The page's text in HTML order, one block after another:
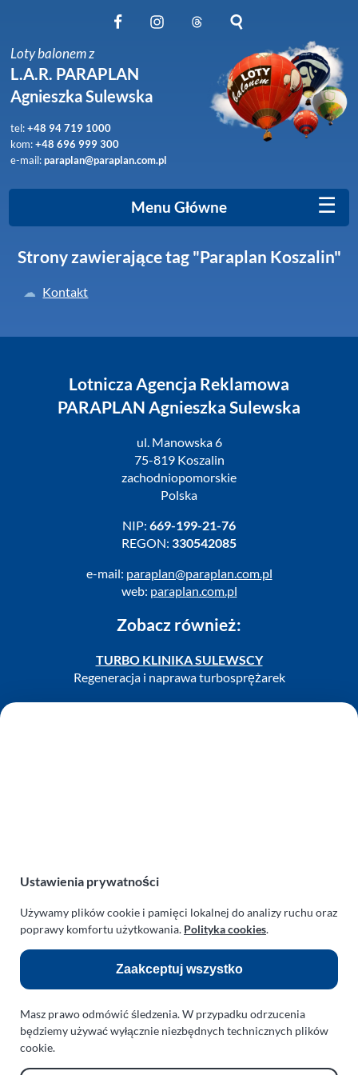
Obserwuj nas na Instagram
Obserwuj nas na Threads
Szukaj na stronie
Loty balonem z
L.A.R. PARAPLAN
Agnieszka Sulewska
tel:+48 94 719 1000
kom:+48 696 999 300
e-mail:paraplan@paraplan.com.pl
Menu Główne ☰
Strony zawierające tag "Paraplan Koszalin"
Kontakt
Lotnicza Agencja Reklamowa
PARAPLAN Agnieszka Sulewska
ul. Manowska 6
75-819 Koszalin
zachodniopomorskie
Polska
NIP: 669-199-21-76
REGON: 330542085
e-mail: paraplan@paraplan.com.pl
web: paraplan.com.pl
Zobacz również:
TURBO KLINIKA SULEWSCY
Regeneracja i naprawa turbosprężarek
AUTO SERWIS SULEWSCY
Odnośniki:
Flight Operations Consulting
Bolling Modellballone
Motopark Koszalin
Rodzina Wolarków
Ustawienia prywatności
Używamy plików cookie i pamięci lokalnej do analizy ruchu oraz
poprawy komfortu użytkowania. Polityka cookies.
Zaakceptuj wszystko
Masz prawo odmówić śledzenia. W przypadku odrzucenia
będziemy używać wyłącznie niezbędnych technicznych plików
cookie.